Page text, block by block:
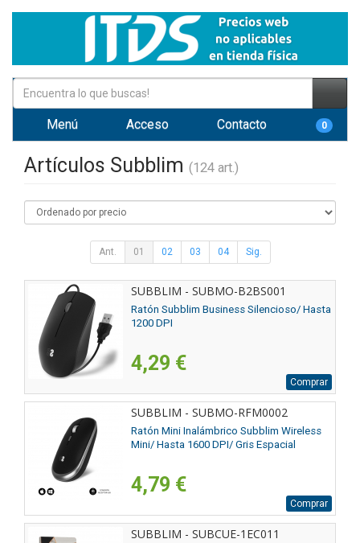
Menú Acceso Contacto 0
Artículos Subblim (124 art.)
Ant. 01 02 03 04 Sig.
SUBBLIM - SUBMO-B2BS001
Ratón Subblim Business Silencioso/ Hasta
1200 DPI
4,29 €
Comprar
SUBBLIM - SUBMO-RFM0002
Ratón Mini Inalámbrico Subblim Wireless
Mini/ Hasta 1600 DPI/ Gris Espacial
4,79 €
Comprar
SUBBLIM - SUBCUE-1EC011